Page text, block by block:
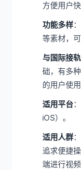
方便用户
功能多样
等素材，
与国际接轨
础，有多
的用户使用
适用平台
iOS）。
适用人群
追求便捷
端进行视